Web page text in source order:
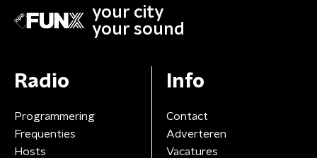
your city
your sound
Radio
Programmering
Frequenties
Hosts
Info
Contact
Adverteren
Vacatures